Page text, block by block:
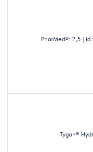
PharMed®: 2,5 | id
Tygon®